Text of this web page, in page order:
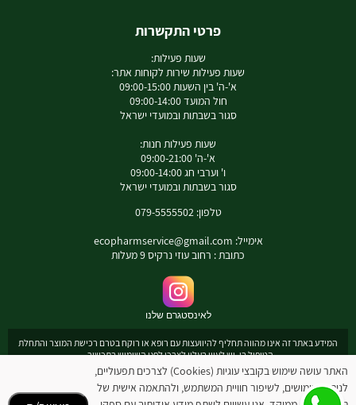
פרטי התקשרות
שעות פעילות:
שעות פעילות שירות לקוחות אתר:
א'-ה' בין השעות 09:00-15:00
חול המועד 09:00-14:00
סגור בשבתות ובמועדי ישראל
שעות פעילות חנות:
א'-ה' 09:00-21:00
ו' וערבי חג 09:00-14:00
סגור בשבתות ובמועדי ישראל
טלפון: 079-5555502
אימייל: ecopharmservice@gmail.com
כתובת : רחוב עוזי נרקיס 9 מעלות
לאינסטגרם שלנו
המידע באתר זה אינו מהווה תחליף להיוועצות עם רופא או רוקח בטרם רכישת המוצר והתחלת
הטיפול בו. יש לעיין בעלון לצרכן לפני השימוש בתכשיר .
מומלץ להיוועץ עם רוקח בכל הנוגע למטרות ואופן השימוש , תופעות לוואי ואינטראקציה עם
תכשירים אחרים.
המחירים בתוקף לרכישה באתר בלבד - להתייעצות עם רוקח: 0795555502
האתר עושה שימוש בקובצי עוגיות (Cookies) לצרכים תפעוליים,
לניתוח שימושים, לשיפור חוויית המשתמש, ולהתאמה אישית של